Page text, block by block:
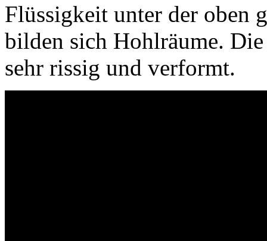
Flüssigkeit unter der oben
bilden sich Hohlräume.
sehr rissig und verformt.